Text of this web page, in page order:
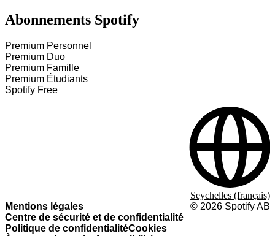
Abonnements Spotify
Premium Personnel
Premium Duo
Premium Famille
Premium Étudiants
Spotify Free
Mentions légales
Centre de sécurité et de confidentialité
Politique de confidentialitéCookies
© 2026 Spotify AB
Seychelles (français)